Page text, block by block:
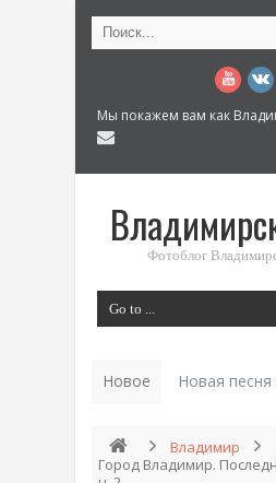
Мы покажем вам как
Фотоблог
Новое Новая
Владимир
Город Владимир.